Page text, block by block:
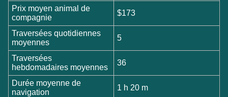
Prix moyen animal de
compagnie
$173
Traversées quotidiennes
moyennes
5
Traversées
hebdomadaires moyennes
36
Durée moyenne de
navigation
1 h 20 m